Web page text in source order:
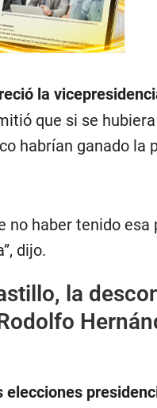
la
que si se
habrían ganado la
no haber tenido esa
dijo.
la